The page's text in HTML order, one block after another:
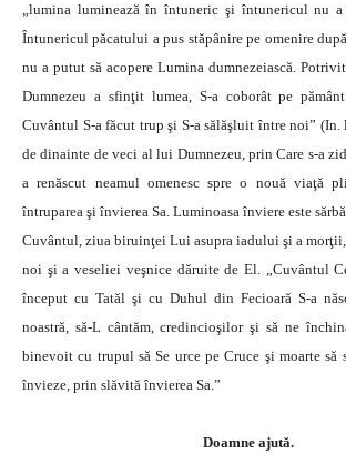
„lumina luminează în întuneric şi întunericul nu
Întunericul păcatului a pus stăpânire pe omenire
nu a putut să acopere Lumina dumnezeiască.
Dumnezeu a sfinţit lumea, S-a coborât pe
Cuvântul S-a făcut trup şi S-a sălăşluit între noi”
de dinainte de veci al lui Dumnezeu, prin Care s-a
a renăscut neamul omenesc spre o nouă viaţă
întruparea şi învierea Sa. Luminoasa înviere este
Cuvântul, ziua biruinţei Lui asupra iadului şi a
noi şi a veseliei veşnice dăruite de El. „Cuvântul
început cu Tatăl şi cu Duhul din Fecioară S-a
noastră, să-L cântăm, credincioşilor şi să ne
binevoit cu trupul să Se urce pe Cruce şi moarte să
învieze, prin slăvită învierea Sa.”
Doamne ajută.